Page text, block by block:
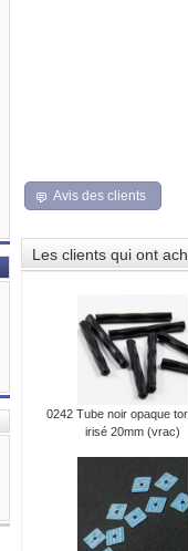
Avis des clients
Les clients qui ont
0242 Tube noir opaque
irisé 20mm (vrac)